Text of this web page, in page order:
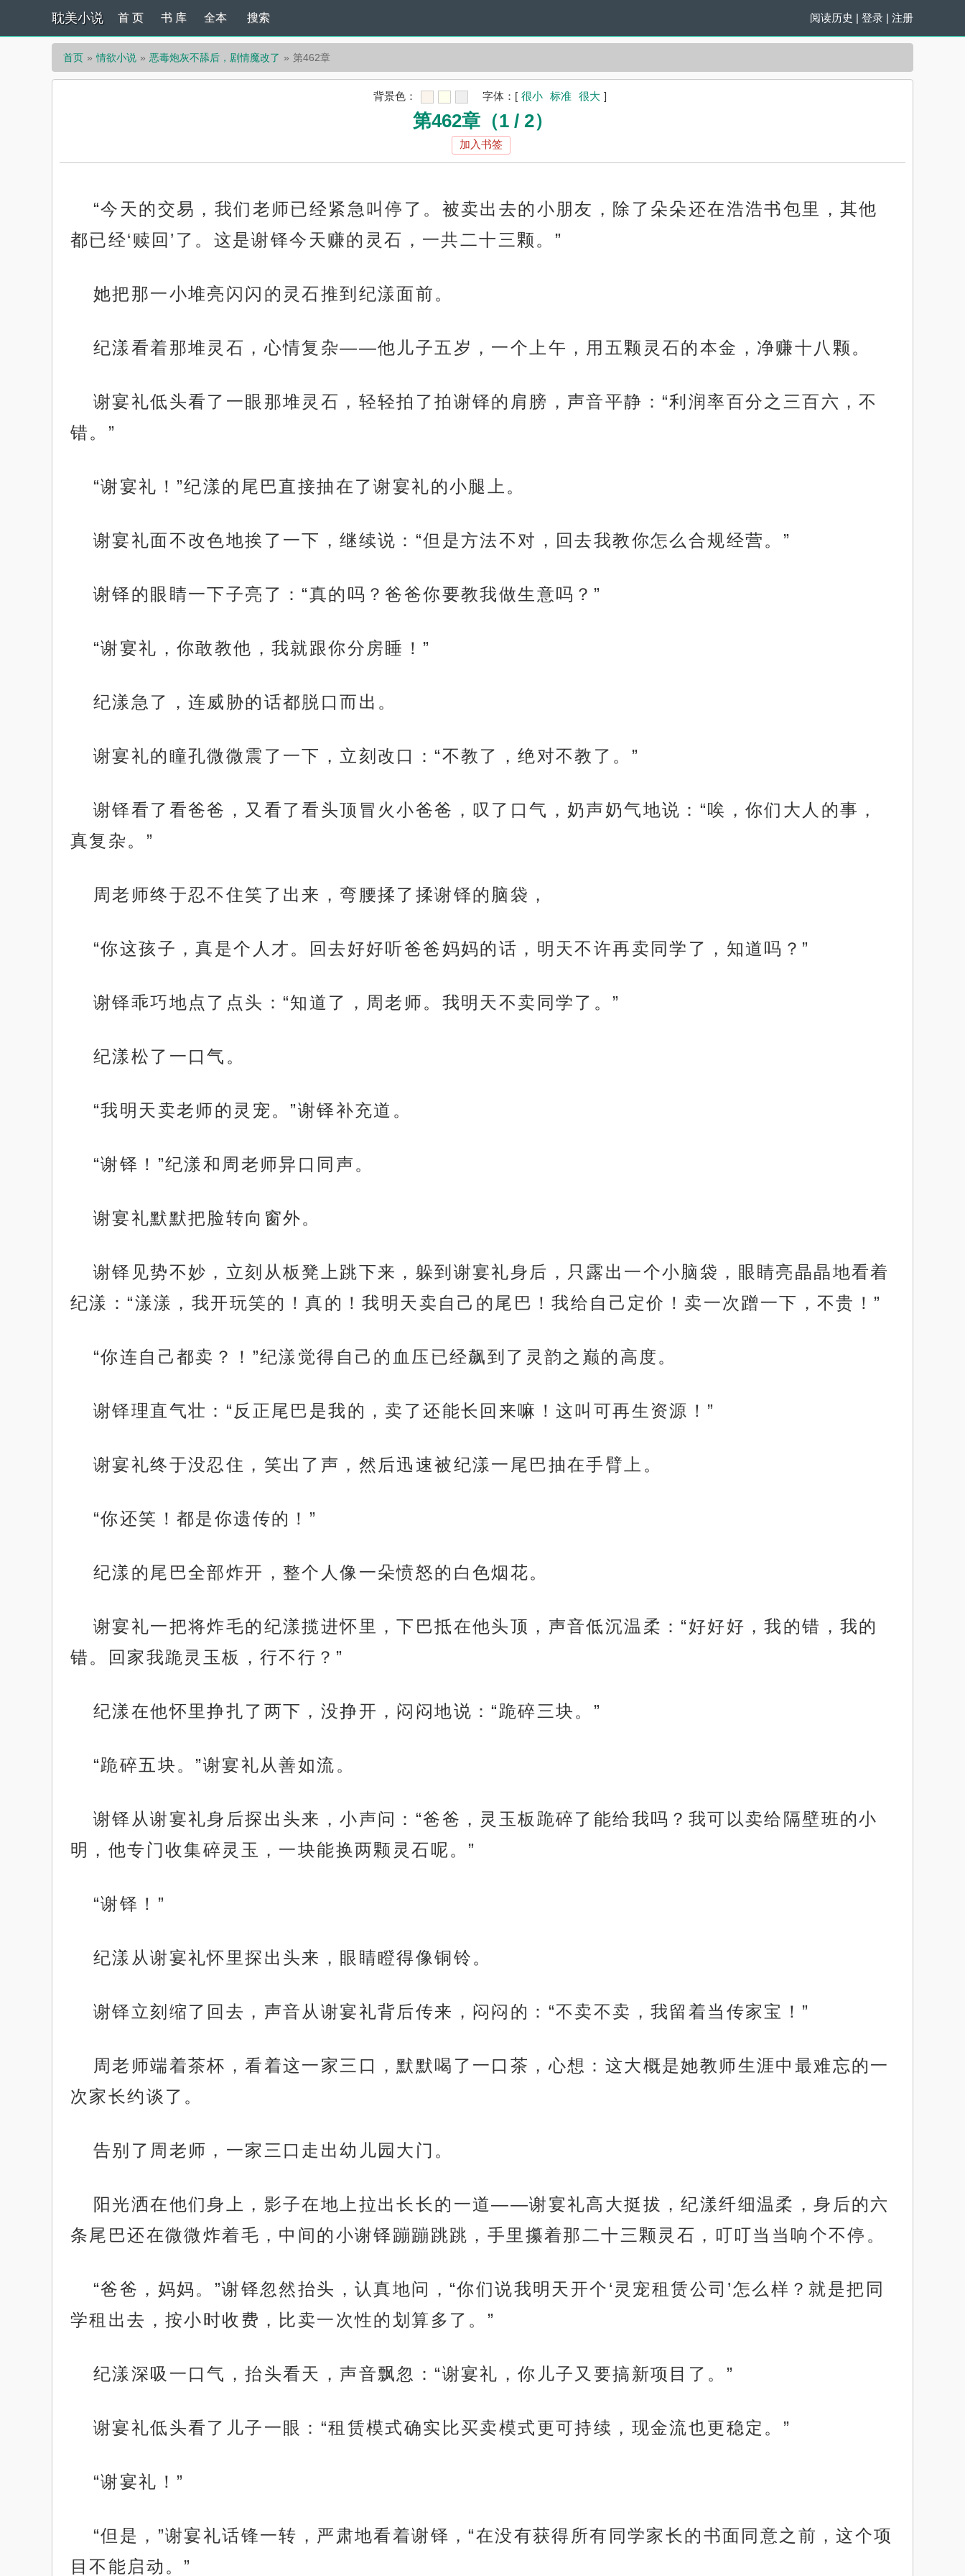
耽美小说 阅读历史 | 登录 | 注册
首 页 书 库 全本 搜索
首页 情欲小说 恶毒炮灰不舔后，剧情魔改了 第462章
背景色： 字体： [ 很小 标准 很大 ]
第462章（1 / 2）
加入书签
“今天的交易，我们老师已经紧急叫停了。被卖出去的小朋友，除了朵朵还在浩浩书包里，其他
都已经‘赎回’了。这是谢铎今天赚的灵石，一共二十三颗。”
她把那一小堆亮闪闪的灵石推到纪漾面前。
纪漾看着那堆灵石，心情复杂——他儿子五岁，一个上午，用五颗灵石的本金，净赚十八颗。
谢宴礼低头看了一眼那堆灵石，轻轻拍了拍谢铎的肩膀，声音平静：“利润率百分之三百六，不
错。”
“谢宴礼！”纪漾的尾巴直接抽在了谢宴礼的小腿上。
谢宴礼面不改色地挨了一下，继续说：“但是方法不对，回去我教你怎么合规经营。”
谢铎的眼睛一下子亮了：“真的吗？爸爸你要教我做生意吗？”
“谢宴礼，你敢教他，我就跟你分房睡！”
纪漾急了，连威胁的话都脱口而出。
谢宴礼的瞳孔微微震了一下，立刻改口：“不教了，绝对不教了。”
谢铎看了看爸爸，又看了看头顶冒火小爸爸，叹了口气，奶声奶气地说：“唉，你们大人的事，
真复杂。”
周老师终于忍不住笑了出来，弯腰揉了揉谢铎的脑袋，
“你这孩子，真是个人才。回去好好听爸爸妈妈的话，明天不许再卖同学了，知道吗？”
谢铎乖巧地点了点头：“知道了，周老师。我明天不卖同学了。”
纪漾松了一口气。
“我明天卖老师的灵宠。”谢铎补充道。
“谢铎！”纪漾和周老师异口同声。
谢宴礼默默把脸转向窗外。
谢铎见势不妙，立刻从板凳上跳下来，躲到谢宴礼身后，只露出一个小脑袋，眼睛亮晶晶地看着
纪漾：“漾漾，我开玩笑的！真的！我明天卖自己的尾巴！我给自己定价！卖一次蹭一下，不贵！”
“你连自己都卖？！”纪漾觉得自己的血压已经飙到了灵韵之巅的高度。
谢铎理直气壮：“反正尾巴是我的，卖了还能长回来嘛！这叫可再生资源！”
谢宴礼终于没忍住，笑出了声，然后迅速被纪漾一尾巴抽在手臂上。
“你还笑！都是你遗传的！”
纪漾的尾巴全部炸开，整个人像一朵愤怒的白色烟花。
谢宴礼一把将炸毛的纪漾揽进怀里，下巴抵在他头顶，声音低沉温柔：“好好好，我的错，我的
错。回家我跪灵玉板，行不行？”
纪漾在他怀里挣扎了两下，没挣开，闷闷地说：“跪碎三块。”
“跪碎五块。”谢宴礼从善如流。
谢铎从谢宴礼身后探出头来，小声问：“爸爸，灵玉板跪碎了能给我吗？我可以卖给隔壁班的小
明，他专门收集碎灵玉，一块能换两颗灵石呢。”
“谢铎！”
纪漾从谢宴礼怀里探出头来，眼睛瞪得像铜铃。
谢铎立刻缩了回去，声音从谢宴礼背后传来，闷闷的：“不卖不卖，我留着当传家宝！”
周老师端着茶杯，看着这一家三口，默默喝了一口茶，心想：这大概是她教师生涯中最难忘的一
次家长约谈了。
告别了周老师，一家三口走出幼儿园大门。
阳光洒在他们身上，影子在地上拉出长长的一道——谢宴礼高大挺拔，纪漾纤细温柔，身后的六
条尾巴还在微微炸着毛，中间的小谢铎蹦蹦跳跳，手里攥着那二十三颗灵石，叮叮当当响个不停。
“爸爸，妈妈。”谢铎忽然抬头，认真地问，“你们说我明天开个‘灵宠租赁公司’怎么样？就是把同
学租出去，按小时收费，比卖一次性的划算多了。”
纪漾深吸一口气，抬头看天，声音飘忽：“谢宴礼，你儿子又要搞新项目了。”
谢宴礼低头看了儿子一眼：“租赁模式确实比买卖模式更可持续，现金流也更稳定。”
“谢宴礼！”
“但是，”谢宴礼话锋一转，严肃地看着谢铎，“在没有获得所有同学家长的书面同意之前，这个项
目不能启动。”